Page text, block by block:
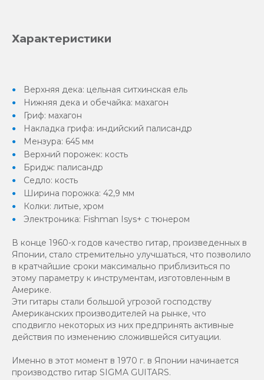
Характеристики
Верхняя дека: цельная ситхинская ель
Нижняя дека и обечайка: махагон
Гриф: махагон
Накладка грифа: индийский палисандр
Мензура: 645 мм
Верхний порожек: кость
Бридж: палисандр
Седло: кость
Ширина порожка: 42,9 мм
Колки: литые, хром
Электроника: Fishman Isys+ с тюнером
В конце 1960-х годов качество гитар, произведенных в
Японии, стало стремительно улучшаться, что позволило
в кратчайшие сроки максимально приблизиться по
этому параметру к инструментам, изготовленным в
Америке.
Эти гитары стали большой угрозой господству
Американских производителей на рынке, что
сподвигло некоторых из них предпринять активные
действия по изменению сложившейся ситуации.
Именно в этот момент в 1970 г. в Японии начинается
производство гитар SIGMA GUITARS.